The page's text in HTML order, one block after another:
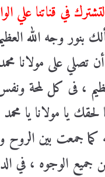
في قناتنا علي
بنور وجه اللّٰه
تصلي على مولانا
، فى كل لمحة
يا مولانا يا
جمعت بين الروح
الوجوه ، في